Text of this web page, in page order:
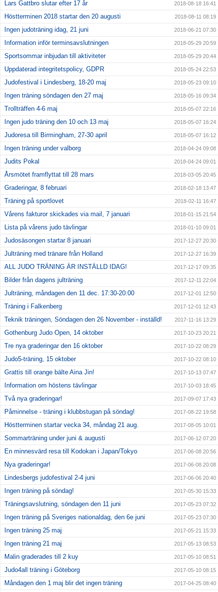
Lars Gattbro slutar efter 17 år 2018-08-18 16:41
Höstterminen 2018 startar den 20 augusti 2018-08-11 08:19
Ingen judoträning idag, 21 juni 2018-06-21 07:30
Information inför terminsavslutningen 2018-05-29 20:59
Sportsommar inbjudan till aktiviteter 2018-05-29 20:44
Uppdaterad integritetspolicy, GDPR 2018-05-24 22:53
Judofestival i Lindesberg, 18-20 maj 2018-05-23 09:10
Ingen träning söndagen den 27 maj 2018-05-16 09:34
Trollträffen 4-6 maj 2018-05-07 22:16
Ingen judo träning den 10 och 13 maj 2018-05-07 16:24
Judoresa till Birmingham, 27-30 april 2018-05-07 16:12
Ingen träning under valborg 2018-04-24 09:08
Judits Pokal 2018-04-24 09:01
Årsmötet framflyttat till 28 mars 2018-03-05 20:45
Graderingar, 8 februari 2018-02-18 13:47
Träning på sportlovet 2018-02-11 16:47
Vårens fakturor skickades via mail, 7 januari 2018-01-15 21:54
Lista på vårens judo tävlingar 2018-01-10 09:01
Judosäsongen startar 8 januari 2017-12-27 20:30
Julträning med tränare från Holland 2017-12-27 16:39
ALL JUDO TRÄNING ÄR INSTÄLLD IDAG! 2017-12-17 09:35
Bilder från dagens julträning 2017-12-11 22:04
Julträning, måndagen den 11 dec. 17:30-20:00 2017-12-01 12:50
Träning i Falkenberg 2017-12-01 12:43
Teknik träningen, Söndagen den 26 November - inställd! 2017-11-16 13:29
Gothenburg Judo Open, 14 oktober 2017-10-23 20:21
Tre nya graderingar den 16 oktober 2017-10-22 08:29
Judo5-träning, 15 oktober 2017-10-22 08:10
Grattis till orange bälte Aina Jin! 2017-10-13 07:47
Information om höstens tävlingar 2017-10-03 18:45
Två nya graderingar! 2017-09-07 17:43
Påminnelse - träning i klubbstugan på söndag! 2017-08-22 19:58
Höstterminen startar vecka 34, måndag 21 aug. 2017-08-05 10:01
Sommarträning under juni & augusti 2017-06-12 07:20
En minnesvärd resa till Kodokan i Japan/Tokyo 2017-06-08 20:56
Nya graderingar! 2017-06-08 20:08
Lindesbergs judofestival 2-4 juni 2017-06-06 20:40
Ingen träning på söndag! 2017-05-30 15:33
Träningsavslutning, söndagen den 11 juni 2017-05-23 07:32
Ingen träning på Sveriges nationaldag, den 6e juni 2017-05-23 07:30
Ingen träning 25 maj 2017-05-21 15:33
Ingen träning 21 maj 2017-05-13 08:53
Malin graderades till 2 kuy 2017-05-10 08:51
Judo4all träning i Göteborg 2017-05-10 08:15
Måndagen den 1 maj blir det ingen träning 2017-04-25 08:40